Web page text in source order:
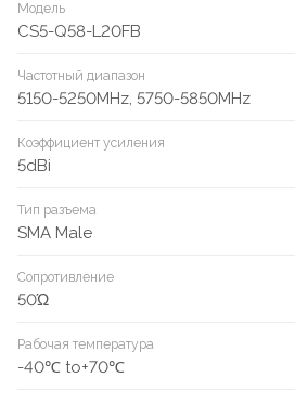
Модель
CS5-Q58-L20FB
Частотный диапазон
5150-5250MHz, 5750-5850MHz
Коэффициент усиления
5dBi
Тип разъема
SMA Male
Сопротивление
50Ώ
Рабочая температура
-40℃ to+70℃